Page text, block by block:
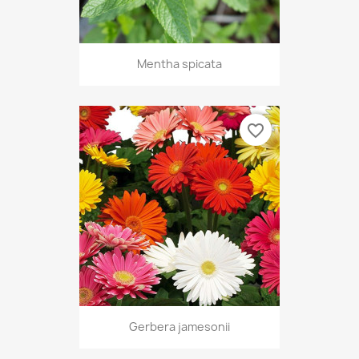
Mentha spicata
Gerbera jamesonii
favorite_border